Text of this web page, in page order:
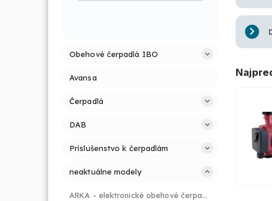
Obehové čerpadlá IBO
Avansa
Čerpadlá
DAB
Príslušenstvo k čerpadlám
neaktuálne modely
ARKA - elektronické obehové čerpadlá